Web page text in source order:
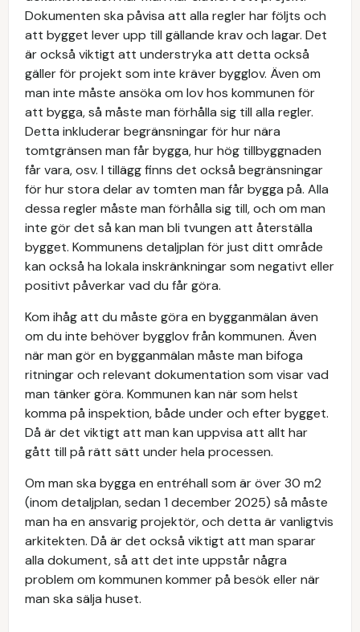
Dokumenten ska påvisa att alla regler har följts och
att bygget lever upp till gällande krav och lagar. Det
är också viktigt att understryka att detta också
gäller för projekt som inte kräver bygglov. Även om
man inte måste ansöka om lov hos kommunen för
att bygga, så måste man förhålla sig till alla regler.
Detta inkluderar begränsningar för hur nära
tomtgränsen man får bygga, hur hög tillbyggnaden
får vara, osv. I tillägg finns det också begränsningar
för hur stora delar av tomten man får bygga på. Alla
dessa regler måste man förhålla sig till, och om man
inte gör det så kan man bli tvungen att återställa
bygget. Kommunens detaljplan för just ditt område
kan också ha lokala inskränkningar som negativt eller
positivt påverkar vad du får göra.
Kom ihåg att du måste göra en bygganmälan även
om du inte behöver bygglov från kommunen. Även
när man gör en bygganmälan måste man bifoga
ritningar och relevant dokumentation som visar vad
man tänker göra. Kommunen kan när som helst
komma på inspektion, både under och efter bygget.
Då är det viktigt att man kan uppvisa att allt har
gått till på rätt sätt under hela processen.
Om man ska bygga en entréhall som är över 30 m2
(inom detaljplan, sedan 1 december 2025) så måste
man ha en ansvarig projektör, och detta är vanligtvis
arkitekten. Då är det också viktigt att man sparar
alla dokument, så att det inte uppstår några
problem om kommunen kommer på besök eller när
man ska sälja huset.